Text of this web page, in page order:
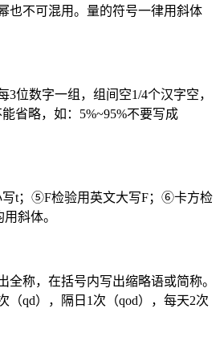
也不可混用。量的符号一律用斜体
位数字一组，组间空1/4个汉字空，
省略，如：5%~95%不要写成
写t；⑤F检验用英文大写F；⑥卡方检
斜体。
称，在括号内写出缩略语或简称。
qd），隔日1次（qod），每天2次